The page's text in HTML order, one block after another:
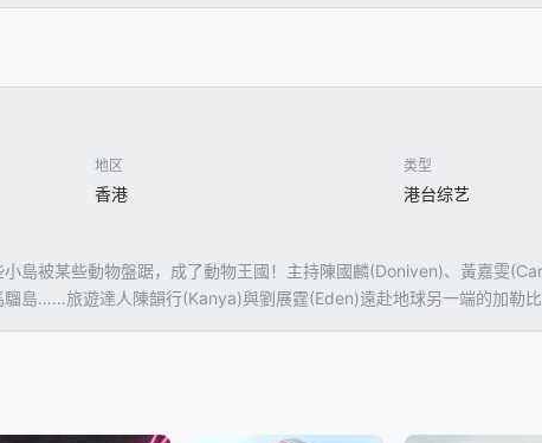
地区
香港
类型
港台综艺
島被某些動物盤踞，成了動物王國！主持陳國麟(Doniven)、黃嘉雯
騮島……旅遊達人陳韻行(Kanya)與劉展霆(Eden)遠赴地球另一端的加勒